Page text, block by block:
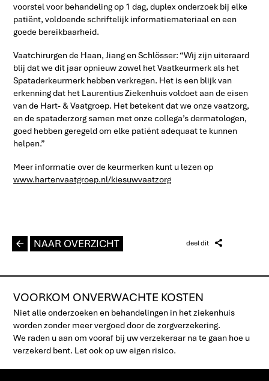
voorstel voor behandeling op 1 dag, duplex onderzoek bij elke
patiënt, voldoende schriftelijk informatiemateriaal en een
goede bereikbaarheid.
Vaatchirurgen de Haan, Jiang en Schlösser: “Wij zijn uiteraard
blij dat we dit jaar opnieuw zowel het Vaatkeurmerk als het
Spataderkeurmerk hebben verkregen. Het is een blijk van
erkenning dat het Laurentius Ziekenhuis voldoet aan de eisen
van de Hart- & Vaatgroep. Het betekent dat we onze vaatzorg,
en de spataderzorg samen met onze collega’s dermatologen,
goed hebben geregeld om elke patiënt adequaat te kunnen
helpen.”
Meer informatie over de keurmerken kunt u lezen op
www.hartenvaatgroep.nl/kiesuwvaatzorg
deel dit Z
L NAAR OVERZICHT
VOORKOM ONVERWACHTE KOSTEN
Niet alle onderzoeken en behandelingen in het ziekenhuis
worden zonder meer vergoed door de zorgverzekering.
We raden u aan om vooraf bij uw verzekeraar na te gaan hoe u
verzekerd bent. Let ook op uw eigen risico.